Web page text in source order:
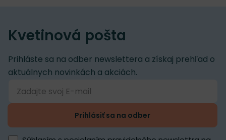
Kvetinová pošta
Prihláste sa na odber newslettera a získaj prehľad o
aktuálnych novinkách a akciách.
Prihlásiť sa na odber